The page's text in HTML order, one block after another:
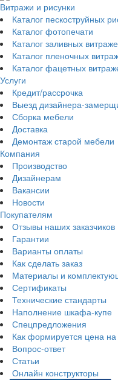
Витражи и рисунки
Каталог пескоструйных
Каталог фотопечати
Каталог заливных
Каталог пленочных
Каталог фацетных
Услуги
Кредит/рассрочка
Выезд дизайнера-
Сборка мебели
Доставка
Демонтаж старой мебели
Компания
Производство
Дизайнерам
Вакансии
Новости
Покупателям
Отзывы наших заказчиков
Гарантии
Варианты оплаты
Как сделать заказ
Материалы и
Сертификаты
Технические стандарты
Наполнение шкафа-купе
Спецпредложения
Как формируется цена
Вопрос-ответ
Статьи
Онлайн конструкторы